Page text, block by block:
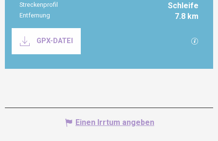
Streckenprofil Schleife
Entfernung 7.8 km
GPX-DATEI Mit
Einen Irrtum angeben